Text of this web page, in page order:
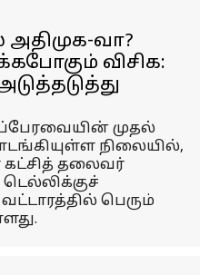
வா?
விசிக:
முதல்
நிலையில்,
கட்சித் தலைவர்
பெரும்